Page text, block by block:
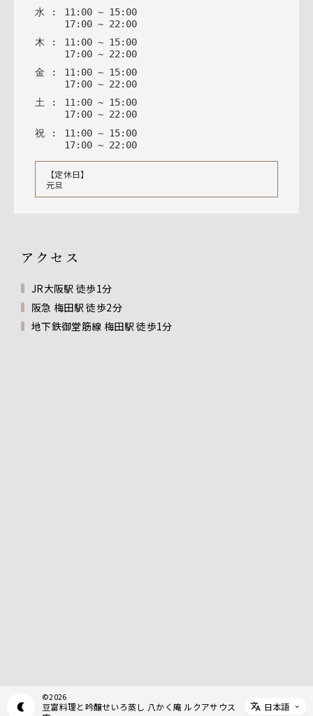
水 : 11 : 00 ~ 15: 00
17: 00 ~ 22 : 00
木 : 11 : 00 ~ 15: 00
17: 00 ~ 22 : 00
金 : 11: 00 ~ 15: 00
17: 00 ~ 22: 00
土 : 11: 00 ~ 15: 00
17: 00 ~ 22: 00
祝 : 11 : 00 ~ 15: 00
17: 00 ~ 22 : 00
【定休日】
元旦
アクセス
JR大阪駅 徒歩1分
阪急 梅田駅 徒歩2分
地下鉄御堂筋線 梅田駅 徒歩1分
©2026
豆富料理と吟醸せいろ蒸し 八かく庵 ルクアサウス
日本語
Appearance mode switch